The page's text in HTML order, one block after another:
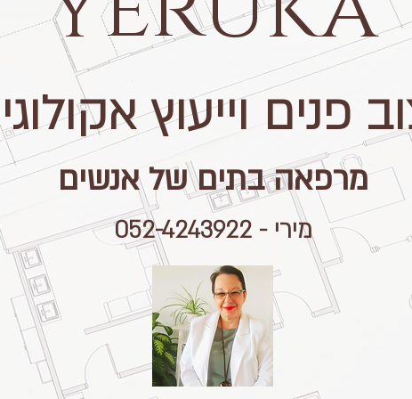
פנים וייעוץ אקולוגי
מרפאה בתים של אנשים
מירי - 052-4243922